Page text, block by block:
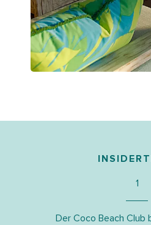
1
Der Coco Beach Club